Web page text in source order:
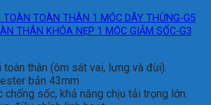
toàn thân (ôm sát vai, lưng và đùi).
bản 43mm
chống sốc, khả năng chịu tải trọng lớn.